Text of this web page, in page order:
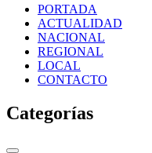
PORTADA
ACTUALIDAD
NACIONAL
REGIONAL
LOCAL
CONTACTO
Categorías